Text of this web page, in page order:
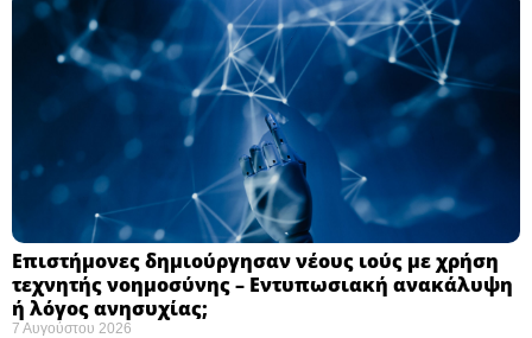
Επιστήμονες δημιούργησαν νέους ιούς με χρήση
τεχνητής νοημοσύνης – Εντυπωσιακή ανακάλυψη
ή λόγος ανησυχίας; ​
7 Αυγούστου 2026